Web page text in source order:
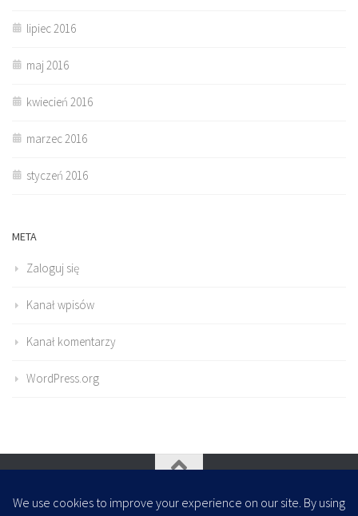
lipiec 2016
maj 2016
kwiecień 2016
marzec 2016
styczeń 2016
META
Zaloguj się
Kanał wpisów
Kanał komentarzy
WordPress.org